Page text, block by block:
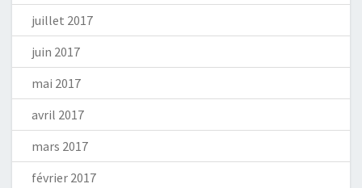
juillet 2017
juin 2017
mai 2017
avril 2017
mars 2017
février 2017